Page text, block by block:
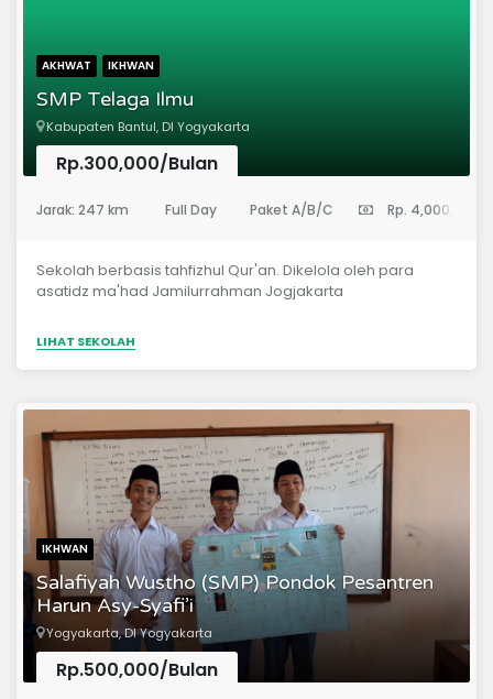
AKHWAT IKHWAN
SMP Telaga Ilmu
Kabupaten Bantul, DI Yogyakarta
Rp.300,000/Bulan
Jarak: 247 km Full Day Paket A/B/C Rp. 4,000,000
Sekolah berbasis tahfizhul Qur'an. Dikelola oleh para
asatidz ma'had Jamilurrahman Jogjakarta
LIHAT SEKOLAH
IKHWAN
Salafiyah Wustho (SMP) Pondok Pesantren
Harun Asy-Syafi’i
Yogyakarta, DI Yogyakarta
Rp.500,000/Bulan